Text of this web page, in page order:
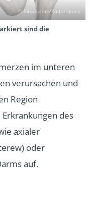
© iStock.com/Kintarapong
sind die
im unteren
verursachen und
Region
des
axialer
oder
auf.